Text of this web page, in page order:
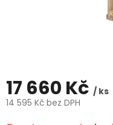
17 660 Kč / ks
14 595 Kč bez DPH